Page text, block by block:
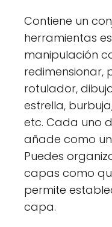
Contiene un
herramientas
manipulación
redimensionar,
rotulador,
estrella,
etc. Cada uno
añade como
Puedes
capas como
permite
capa.